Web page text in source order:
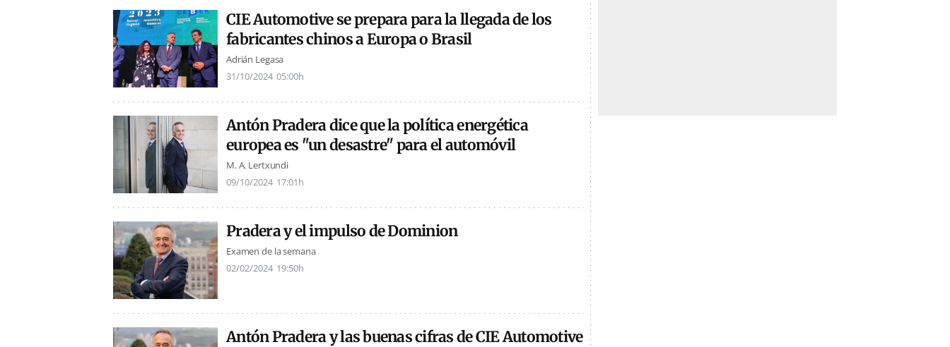
CIE Automotive se prepara para la llegada de los
fabricantes chinos a Europa o Brasil
Adrián Legasa
31/10/2024 05:00h
Antón Pradera dice que la política energética
europea es "un desastre" para el automóvil
M. A. Lertxundi
09/10/2024 17:01h
Pradera y el impulso de Dominion
Examen de la semana
02/02/2024 19:50h
Antón Pradera y las buenas cifras de CIE Automotive